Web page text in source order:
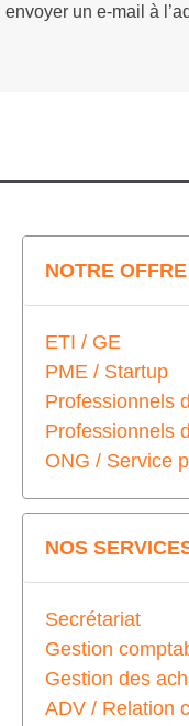
envoyer un e-mail à
NOTRE OFFRE
ETI / GE
PME / Startup
Professionnels
Professionnels
ONG / Service
NOS
Secrétariat
Gestion
Gestion des
ADV / Relation